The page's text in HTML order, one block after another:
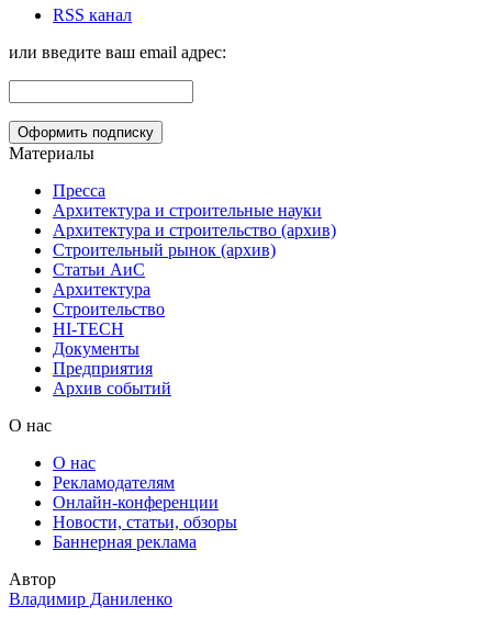
RSS канал
или введите ваш email адрес:
Материалы
Пресса
Архитектура и строительные науки
Архитектура и строительство (архив)
Строительный рынок (архив)
Статьи АиС
Архитектура
Строительство
HI-TECH
Документы
Предприятия
Архив событий
О нас
О нас
Рекламодателям
Онлайн-конференции
Новости, статьи, обзоры
Баннерная реклама
Автор
Владимир Даниленко